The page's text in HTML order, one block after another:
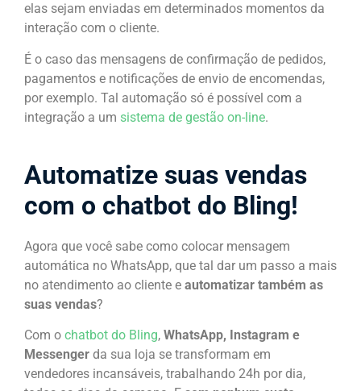
elas sejam enviadas em determinados momentos da
interação com o cliente.
É o caso das mensagens de confirmação de pedidos,
pagamentos e notificações de envio de encomendas,
por exemplo. Tal automação só é possível com a
integração a um sistema de gestão on-line.
Automatize suas vendas
com o chatbot do Bling!
Agora que você sabe como colocar mensagem
automática no WhatsApp, que tal dar um passo a mais
no atendimento ao cliente e automatizar também as
suas vendas?
Com o chatbot do Bling, WhatsApp, Instagram e
Messenger da sua loja se transformam em
vendedores incansáveis, trabalhando 24h por dia,